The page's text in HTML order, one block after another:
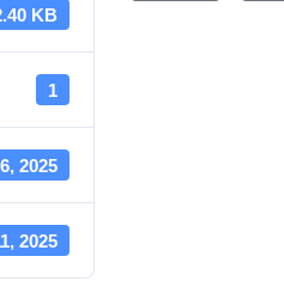
KB
1
2025
2025